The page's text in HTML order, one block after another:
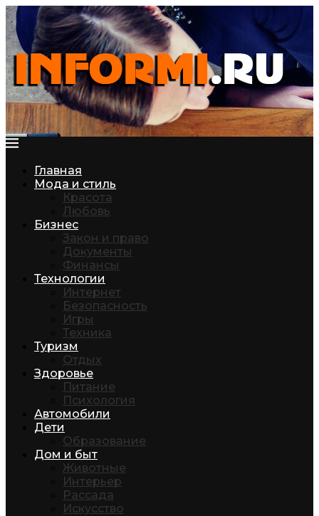
Главная
Мода и стиль
Красота
Любовь
Бизнес
Закон и право
Документы
Финансы
Технологии
Интернет
Безопасность
Игры
Техника
Туризм
Отдых
Здоровье
Питание
Психология
Автомобили
Дети
Образование
Дом и быт
Животные
Интерьер
Рассада
Искусство